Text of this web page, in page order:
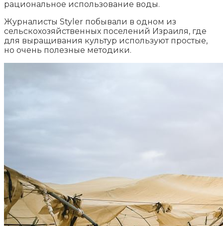
рациональное использование воды.
Журналисты Styler побывали в одном из
сельскохозяйственных поселений Израиля, где
для выращивания культур используют простые,
но очень полезные методики.